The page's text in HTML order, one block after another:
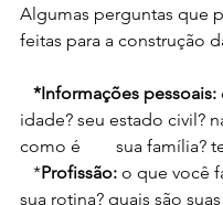
Algumas perguntas que
feitas para a construção
   *Informações pessoais:
idade? seu estado civil?
como é        sua família?
   *
Profissão: o que você
sua rotina? quais são